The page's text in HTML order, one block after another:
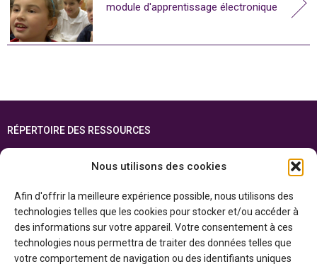
Nous utilisons des cookies
Afin d'offrir la meilleure expérience possible, nous utilisons des
technologies telles que les cookies pour stocker et/ou accéder à
des informations sur votre appareil. Votre consentement à ces
technologies nous permettra de traiter des données telles que
votre comportement de navigation ou des identifiants uniques
module d'apprentissage électronique
RÉPERTOIRE DES RESSOURCES
ENGLISH
Cette ressource est réalisée grâce au soutien financier du gouvernement de
l’Ontario et du gouvernement duCanada par l’entremise du ministère du
Patrimoine canadien